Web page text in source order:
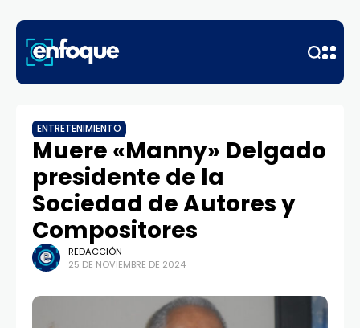
ENTRETENIMIENTO
Muere «Manny» Delgado
presidente de la
Sociedad de Autores y
Compositores
REDACCIÓN
25 DE NOVIEMBRE DE 2024